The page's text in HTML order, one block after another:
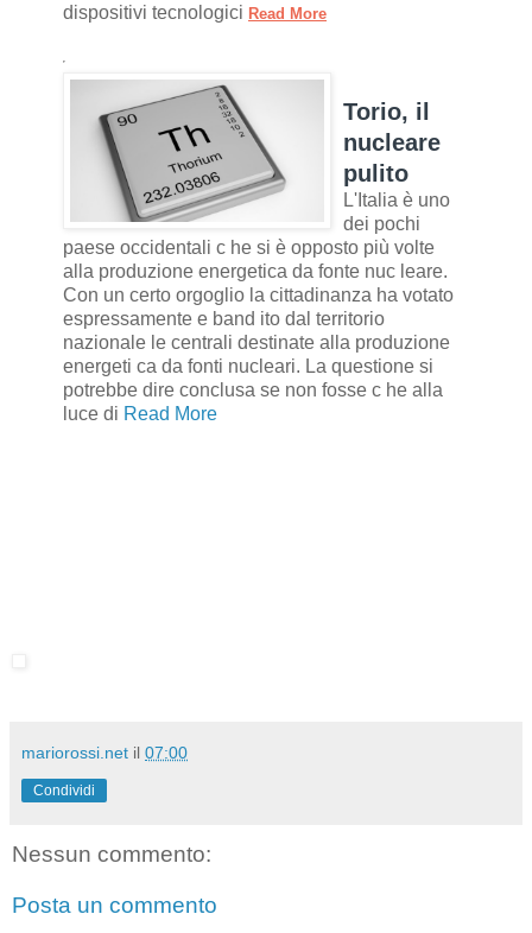
dispositivi tecnologici Read More
Torio, il
nucleare
pulito
L'Italia è uno
dei pochi
paese occidentali c he si è opposto più volte
alla produzione energetica da fonte nuc leare.
Con un certo orgoglio la cittadinanza ha votato
espressamente e band ito dal territorio
nazionale le centrali destinate alla produzione
energeti ca da fonti nucleari. La questione si
potrebbe dire conclusa se non fosse c he alla
luce di Read More
mariorossi.net il 07:00
Condividi
Nessun commento:
Posta un commento